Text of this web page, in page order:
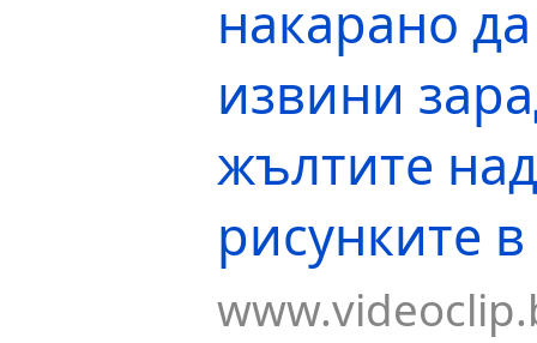
накарано
извини
жълтите
рисунките